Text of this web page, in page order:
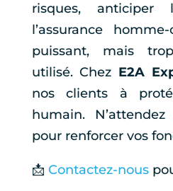
risques,
l’assurance
puissant, mais
utilisé. Chez E2A
nos clients à
humain.
pour renforcer vos
📩 Contactez-nous